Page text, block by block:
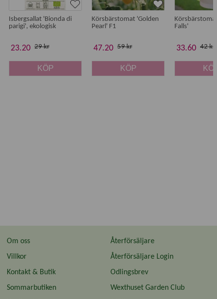
Minidrivhus XL, art.nr 9788
Storlek brätte:
33 x 51 cm
djupa.
: Återvunnen polystyren
Isbergsallat 'Bionda di
parigi', ekologisk
23.20 29 kr
KÖP
Körsbärstomat 'Golden
Pearl' F1
47.20 59 kr
KÖP
Falls'
33.60 42 kr
Om oss
Villkor
Kontakt & Butik
Sommarbutiken
Återförsäljare
Återförsäljare Login
Odlingsbrev
Wexthuset Garden Club